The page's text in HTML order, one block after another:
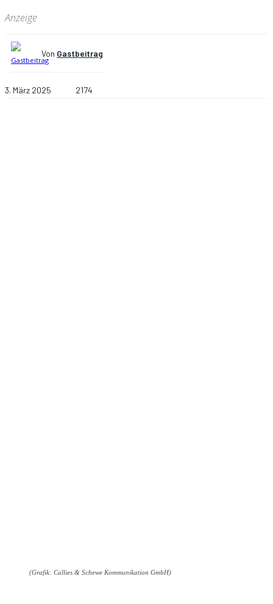
Anzeige
Von Gastbeitrag
3. März 2025 2174
(Grafik: Callies & Schewe Kommunikation GmbH)